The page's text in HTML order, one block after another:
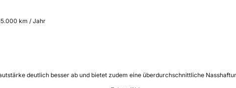
km / Jahr
deutlich besser ab und bietet zudem eine überdurchschnittliche